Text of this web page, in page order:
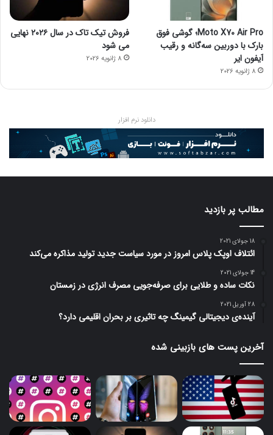
Moto X70 Air Pro؛ گوشی فوق
بارک با دوربین سه‌گانه و رقیب
آیفون ایر
8 ژانویه 2026
فروش تیک تاک در سال ۲۰۲۶ نهایی
می شود
8 ژانویه 2026
دانلود نرم افزار
مطالب پر بازدید
18 جولای 2021
ائتلاف اوپک پلاس امروز در مورد سیاست جدید تولید مذاکره می‌کند
14 جولای 2021
نکات ساده و طلایی برای صرفه‌جویی مصرف انرژی در زمستان
28 آوریل 2021
آینده‌ی دیجیتالی گیمینگ چه تاثیری بر بحران اقلیمی دارد؟
آخرین پست های بازبینی شده